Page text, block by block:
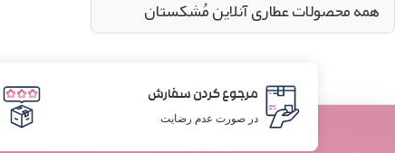
همه محصولات عطاری آنلاین مُشکستان
مرجوع کردن سفارش
در صورت عدم رضایت